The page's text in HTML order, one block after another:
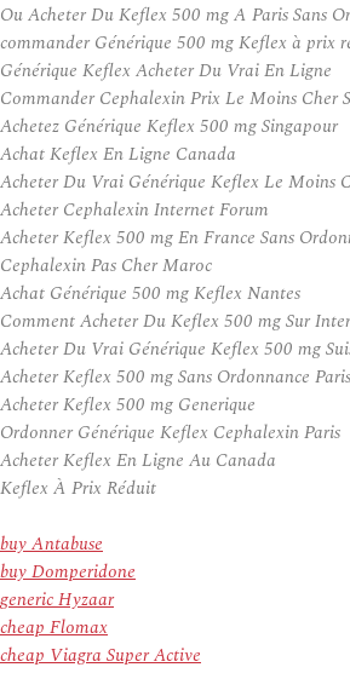
Ou Acheter Du Keflex 500 mg A Paris Sans
commander Générique 500 mg Keflex à prix
Générique Keflex Acheter Du Vrai En Ligne
Commander Cephalexin Prix Le Moins Cher
Achetez Générique Keflex 500 mg Singapour
Achat Keflex En Ligne Canada
Acheter Du Vrai Générique Keflex Le Moins
Acheter Cephalexin Internet Forum
Acheter Keflex 500 mg En France Sans
Cephalexin Pas Cher Maroc
Achat Générique 500 mg Keflex Nantes
Comment Acheter Du Keflex 500 mg Sur
Acheter Du Vrai Générique Keflex 500 mg
Acheter Keflex 500 mg Sans Ordonnance Paris
Acheter Keflex 500 mg Generique
Ordonner Générique Keflex Cephalexin Paris
Acheter Keflex En Ligne Au Canada
Keflex À Prix Réduit
buy Antabuse
buy Domperidone
generic Hyzaar
cheap Flomax
cheap Viagra Super Active